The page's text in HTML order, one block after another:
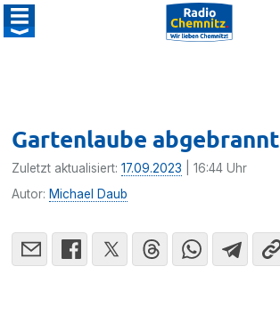
Gartenlaube abgebrannt
Zuletzt aktualisiert:17.09.2023 | 16:44 Uhr
Autor: Michael Daub